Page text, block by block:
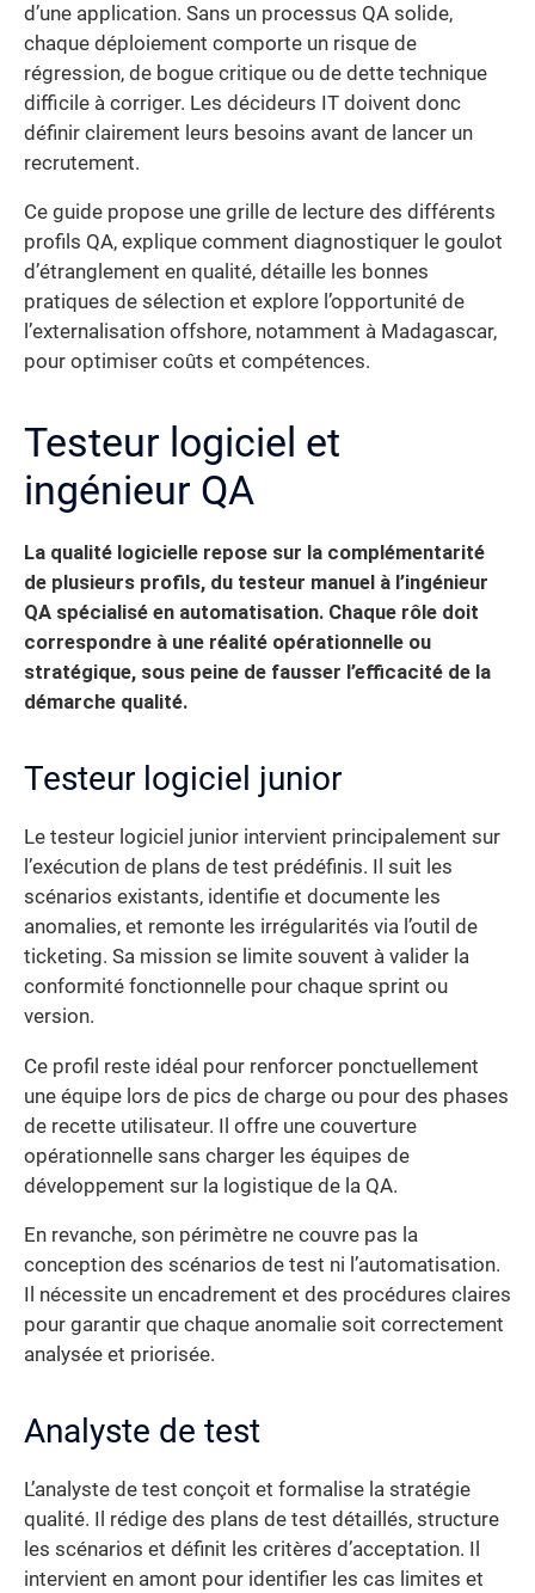
d’une application. Sans un processus QA solide,
chaque déploiement comporte un risque de
régression, de bogue critique ou de dette technique
difficile à corriger. Les décideurs IT doivent donc
définir clairement leurs besoins avant de lancer un
recrutement.
Ce guide propose une grille de lecture des différents
profils QA, explique comment diagnostiquer le goulot
d’étranglement en qualité, détaille les bonnes
pratiques de sélection et explore l’opportunité de
l’externalisation offshore, notamment à Madagascar,
pour optimiser coûts et compétences.
Testeur logiciel et
ingénieur QA
La qualité logicielle repose sur la complémentarité
de plusieurs profils, du testeur manuel à l’ingénieur
QA spécialisé en automatisation. Chaque rôle doit
correspondre à une réalité opérationnelle ou
stratégique, sous peine de fausser l’efficacité de la
démarche qualité.
Testeur logiciel junior
Le testeur logiciel junior intervient principalement sur
l’exécution de plans de test prédéfinis. Il suit les
scénarios existants, identifie et documente les
anomalies, et remonte les irrégularités via l’outil de
ticketing. Sa mission se limite souvent à valider la
conformité fonctionnelle pour chaque sprint ou
version.
Ce profil reste idéal pour renforcer ponctuellement
une équipe lors de pics de charge ou pour des phases
de recette utilisateur. Il offre une couverture
opérationnelle sans charger les équipes de
développement sur la logistique de la QA.
En revanche, son périmètre ne couvre pas la
conception des scénarios de test ni l’automatisation.
Il nécessite un encadrement et des procédures claires
pour garantir que chaque anomalie soit correctement
analysée et priorisée.
Analyste de test
L’analyste de test conçoit et formalise la stratégie
qualité. Il rédige des plans de test détaillés, structure
les scénarios et définit les critères d’acceptation. Il
intervient en amont pour identifier les cas limites et